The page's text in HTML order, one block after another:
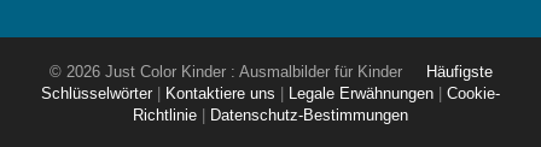
© 2026 Just Color Kinder : Ausmalbilder für Kinder
Häufigste
Schlüsselwörter
Kontaktiere uns Legale Erwähnungen
Cookie-
Richtlinie
Datenschutz-Bestimmungen